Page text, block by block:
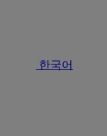
한국어